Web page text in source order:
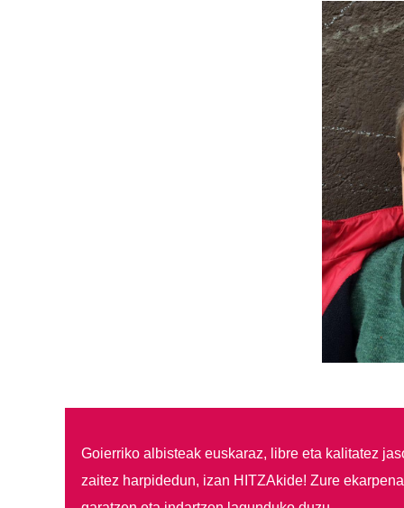
Goierriko albisteak euskaraz, libre eta kalitatez
zaitez harpidedun, izan HITZAkide! Zure